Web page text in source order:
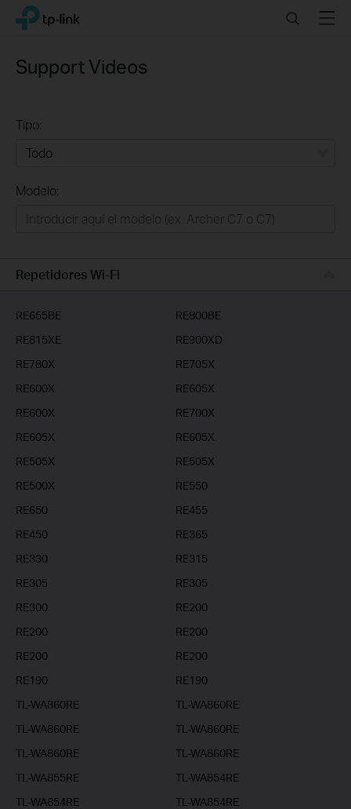
Click
navigation
TP-Link, Reliably Smart SearchMenu
Support Videos
Tipo:
Empresas
Modelo:
Repetidores Wi-Fi
RE655BE
RE800BE
RE815XE
RE900XD
RE780X
RE705X
RE600X
RE605X
RE600X
RE700X
RE605X
RE605X
RE505X
RE505X
RE500X
RE550
RE650
RE455
RE450
RE365
RE330
RE315
RE305
RE305
RE300
RE200
RE200
RE200
RE200
RE200
RE190
RE190
TL-WA860RE
TL-WA860RE
TL-WA860RE
TL-WA860RE
TL-WA860RE
TL-WA860RE
TL-WA855RE
TL-WA854RE
TL-WA854RE
TL-WA854RE